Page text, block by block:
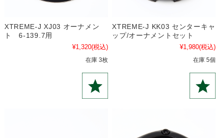
XTREME-J XJ03 オーナメン
ト 6-139.7用
¥1,320(税込)
在庫 3枚
XTREME-J KK03 センターキャ
ップ/オーナメントセット
¥1,980(税込)
在庫 5個